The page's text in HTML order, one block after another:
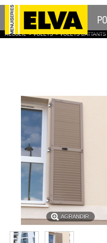
ACCUEIL > VOLETS > VOLETS
AGRANDIR